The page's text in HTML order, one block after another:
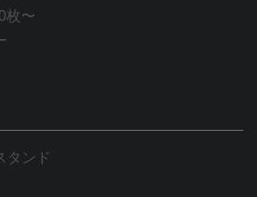
枚〜
タンド